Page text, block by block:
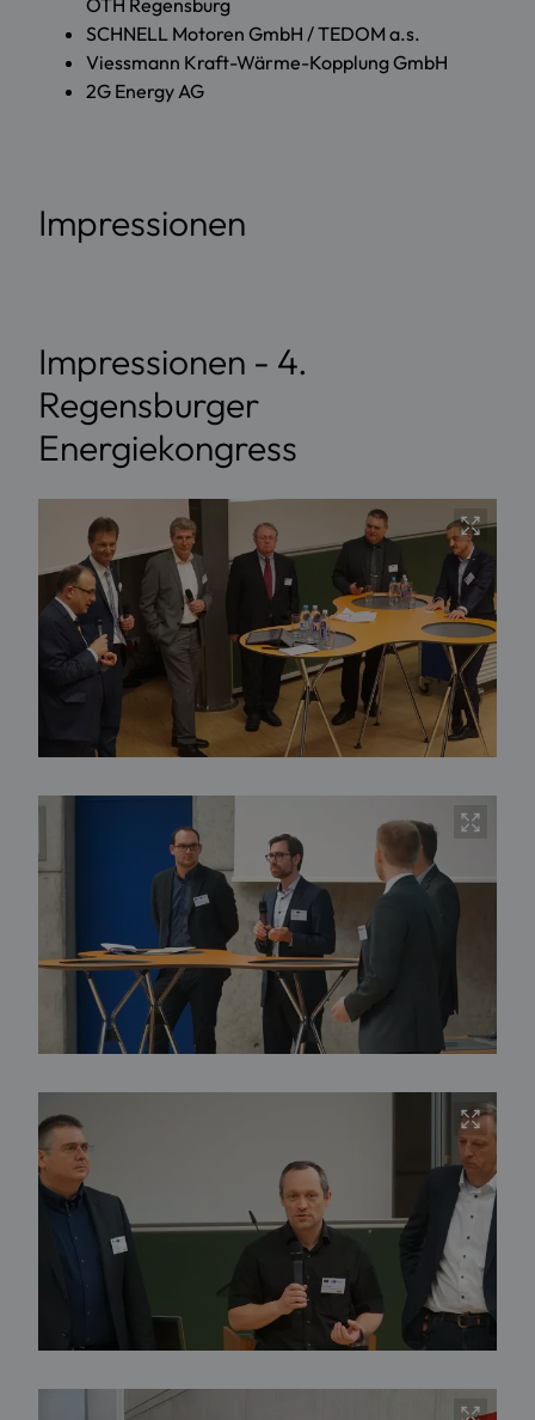
OTH Regensburg
SCHNELL Motoren GmbH / TEDOM a.s.
Viessmann Kraft-Wärme-Kopplung GmbH
2G Energy AG
Impressionen
Impressionen - 4.
Regensburger
Energiekongress